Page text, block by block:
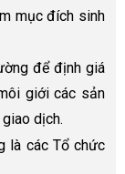
mục đích sinh
để định giá
giới các sản
dịch.
là các Tổ chức